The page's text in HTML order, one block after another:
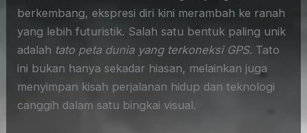
berkembang, ekspresi diri kini merambah ke ranah
yang lebih futuristik. Salah satu bentuk paling unik
adalah tato peta dunia yang terkoneksi GPS. Tato
ini bukan hanya sekadar hiasan, melainkan juga
menyimpan kisah perjalanan hidup dan teknologi
canggih dalam satu bingkai visual.